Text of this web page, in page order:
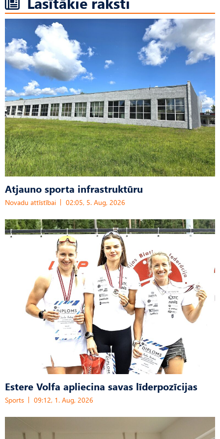
Atjauno sporta infrastruktūru
Novadu attīstībai 02:05, 5. Aug, 2026
Estere Volfa apliecina savas līderpozīcijas
Sports 09:12, 1. Aug, 2026